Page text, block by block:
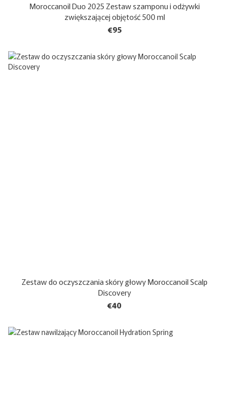
Moroccanoil Duo 2025 Zestaw szamponu i odżywki
zwiększającej objętość 500 ml
€95
Zestaw do oczyszczania skóry głowy Moroccanoil Scalp
Discovery
€40